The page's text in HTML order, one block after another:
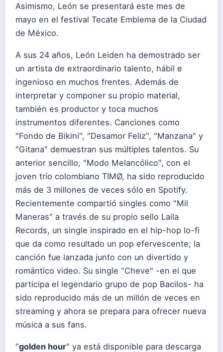
Asimismo, León se presentará este mes de
mayo en el festival Tecate Emblema de la Ciudad
de México.
A sus 24 años, León Leiden ha demostrado ser
un artista de extraordinario talento, hábil e
ingenioso en muchos frentes. Además de
interpretar y componer su propio material,
también es productor y toca muchos
instrumentos diferentes. Canciones como
"Fondo de Bikini", "Desamor Feliz", "Manzana" y
"Gitana" demuestran sus múltiples talentos. Su
anterior sencillo, "Modo Melancólico", con el
joven trío colombiano TIMØ, ha sido reproducido
más de 3 millones de veces sólo en Spotify.
Recientemente compartió singles como "Mil
Maneras" a través de su propio sello Laila
Records, un single inspirado en el hip-hop lo-fi
que da como resultado un pop efervescente; la
canción fue lanzada junto con un divertido y
romántico video. Su single "Cheve" -en el que
participa el legendario grupo de pop Bacilos- ha
sido reproducido más de un millón de veces en
streaming y ahora se prepara para ofrecer nueva
música a sus fans.
"golden hour" ya está disponible para descarga